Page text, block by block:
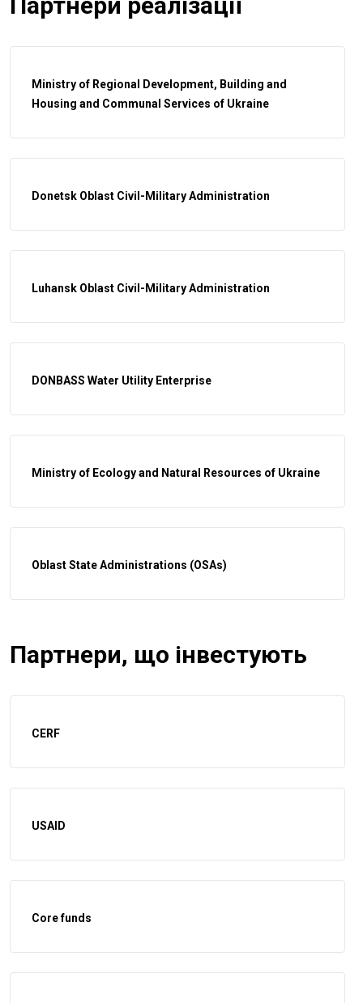
Ministry of Regional Development, Building and
Housing and Communal Services of Ukraine
Donetsk Oblast Civil-Military Administration
Luhansk Oblast Civil-Military Administration
DONBASS Water Utility Enterprise
Ministry of Ecology and Natural Resources of Ukraine
Oblast State Administrations (OSAs)
Партнери, що інвестують
CERF
USAID
Core funds